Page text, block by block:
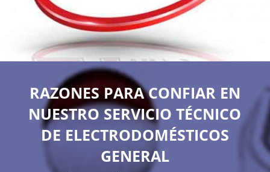
RAZONES PARA CONFIAR EN
NUESTRO SERVICIO TÉCNICO
DE ELECTRODOMÉSTICOS
GENERAL